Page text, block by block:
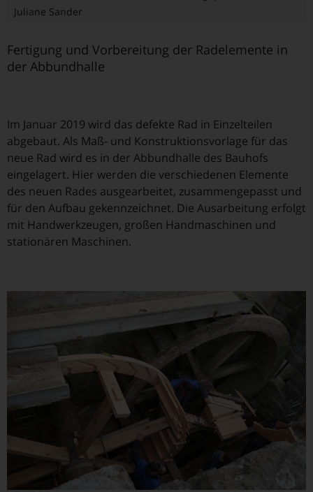
Juliane Sander
Fertigung und Vorbereitung der Radelemente in
der Abbundhalle
Im Januar 2019 wird das defekte Rad in Einzelteilen
abgebaut. Als Maß- und Konstruktionsvorlage für das
neue Rad wird es in der Abbundhalle des Bauhofs
eingelagert. Hier werden die verschiedenen Elemente
des neuen Rades ausgearbeitet, zusammengepasst und
für den Aufbau gekennzeichnet. Die Ausarbeitung erfolgt
mit Handwerkzeugen, großen Handmaschinen und
stationären Maschinen.